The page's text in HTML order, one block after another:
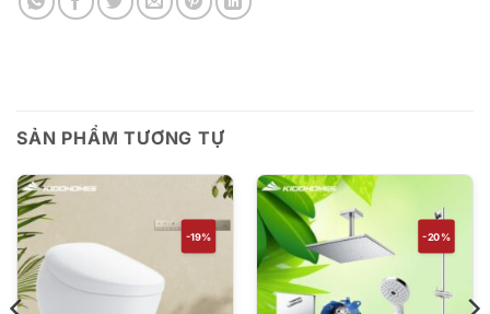
SẢN PHẨM TƯƠNG TỰ
-19% -20%